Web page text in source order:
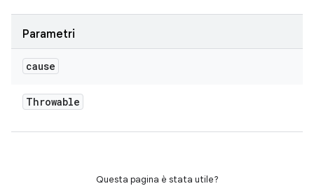
Parametri
cause
Throwable
Questa pagina è stata utile?